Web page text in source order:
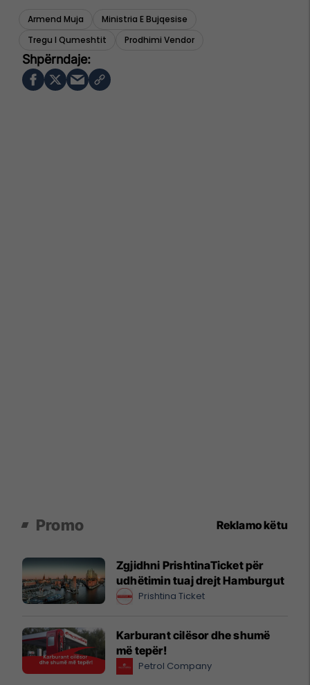
Armend Muja
Ministria E Bujqesise
Tregu I Qumeshtit
Prodhimi Vendor
Promo Reklamo këtu
Zgjidhni PrishtinaTicket për
udhëtimin tuaj drejt Hamburgut
Prishtina Ticket
Karburant cilësor dhe shumë
më tepër!
Petrol Company